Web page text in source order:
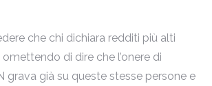
che chi dichiara redditi più alti
di dire che l’onere di
grava già su queste stesse persone e